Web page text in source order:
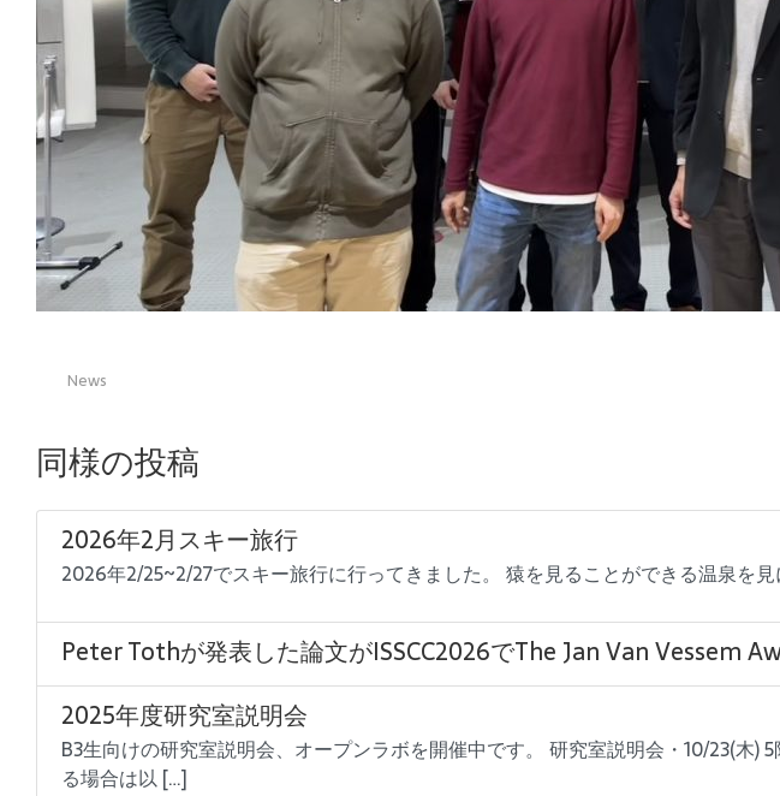
News
同様の投稿
2026年2月スキー旅行
2026年2/25~2/27でスキー旅行に行ってきました。 猿を見ることができる温泉を見
Peter Tothが発表した論文がISSCC2026でThe Jan Van Vessem
2025年度研究室説明会
B3生向けの研究室説明会、オープンラボを開催中です。 研究室説明会・10/23(木)
る場合は以 […]